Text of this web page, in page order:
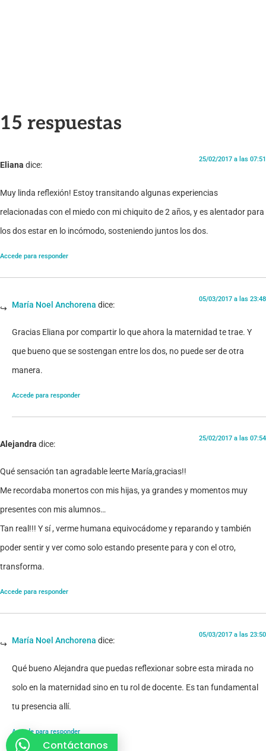
15 respuestas
Eliana dice:
25/02/2017 a las 07:51
Muy linda reflexión! Estoy transitando algunas experiencias
relacionadas con el miedo con mi chiquito de 2 años, y es alentador para
los dos estar en lo incómodo, sosteniendo juntos los dos.
Accede para responder
María Noel Anchorena dice:
05/03/2017 a las 23:48
Gracias Eliana por compartir lo que ahora la maternidad te trae. Y
que bueno que se sostengan entre los dos, no puede ser de otra
manera.
Accede para responder
Alejandra dice:
25/02/2017 a las 07:54
Qué sensación tan agradable leerte María,gracias!!
Me recordaba monertos con mis hijas, ya grandes y momentos muy
presentes con mis alumnos…
Tan real!!! Y sí , verme humana equivocádome y reparando y también
poder sentir y ver como solo estando presente para y con el otro,
transforma.
Accede para responder
María Noel Anchorena dice:
05/03/2017 a las 23:50
Qué bueno Alejandra que puedas reflexionar sobre esta mirada no
solo en la maternidad sino en tu rol de docente. Es tan fundamental
tu presencia allí.
Accede para responder
Contáctanos